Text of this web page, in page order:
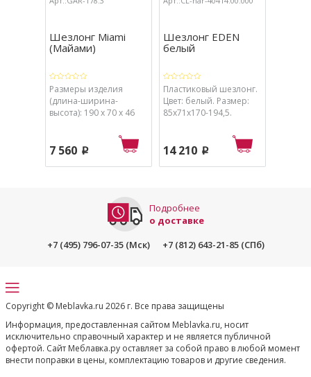
Шезлонг Miami
(Майами)
Размеры изделия
(длина-ширина-
высота): 190 х 70 х 46
7 560 p
Шезлонг EDEN
белый
Пластиковый шезлонг.
Цвет: белый. Размер:
85x71x170-194,5.
14 210 p
Подробнее
о доставке
+7 (495) 796-07-35 (Мск)
+7 (812) 643-21-85 (СПб)
Copyright © Meblavka.ru 2026 г. Все права защищены
Информация, предоставленная сайтом Meblavka.ru, носит
исключительно справочный характер и не является публичной
офертой. Сайт Меблавка.ру оставляет за собой право в любой момент
внести поправки в цены, комплектацию товаров и другие сведения.